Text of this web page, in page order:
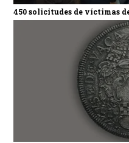
450 solicitudes de víctimas